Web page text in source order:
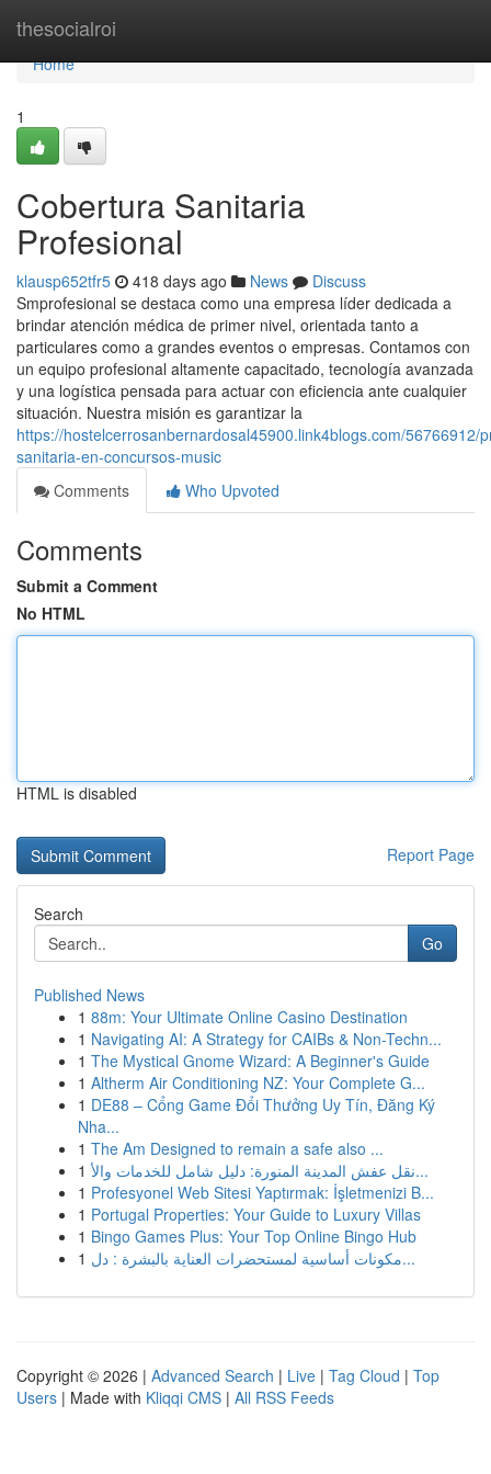
thesocialroi
Home
Home
1
Cobertura Sanitaria
Profesional
klausp652tfr5 418 days ago News
Discuss
Smprofesional se destaca como una empresa líder dedicada a
brindar atención médica de primer nivel, orientada tanto a
particulares como a grandes eventos o empresas. Contamos con
un equipo profesional altamente capacitado, tecnología avanzada
y una logística pensada para actuar con eficiencia ante cualquier
situación. Nuestra misión es garantizar la
https://hostelcerrosanbernardosal45900.link4blogs.com/56766912/
sanitaria-en-concursos-music
Comments
Who Upvoted
Comments
Submit a Comment
No HTML
HTML is disabled
Report Page
Search
Go
Published News
1 88m: Your Ultimate Online Casino Destination
1 Navigating AI: A Strategy for CAIBs & Non-Techn...
1 The Mystical Gnome Wizard: A Beginner's Guide
1 Altherm Air Conditioning NZ: Your Complete G...
1 DE88 – Cổng Game Đổi Thưởng Uy Tín, Đăng Ký
Nha...
1 The Am Designed to remain a safe also ...
1
نقل عفش المدينة المنورة: دليل شامل للخدمات والأ...
1 Profesyonel Web Sitesi Yaptırmak: İşletmenizi B...
1 Portugal Properties: Your Guide to Luxury Villas
1 Bingo Games Plus: Your Top Online Bingo Hub
1
مكونات أساسية لمستحضرات العناية بالبشرة : دل...
Copyright © 2026 | Advanced Search | Live | Tag Cloud | Top
Users | Made with Kliqqi CMS | All RSS Feeds